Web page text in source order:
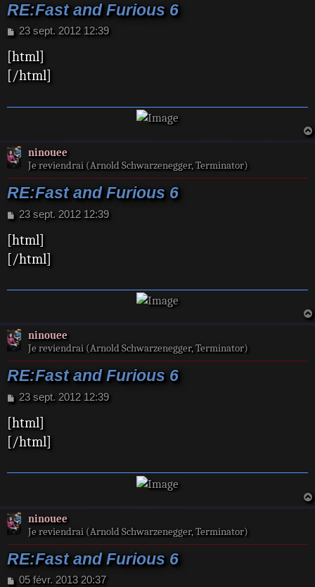
RE:Fast and Furious 6
M
s
s
a
e
23 sept. 2012 12:39
[html]
[/html]
ninouee
Je reviendrai (Arnold Schwarzenegger, Terminator)
RE:Fast and Furious 6
M
s
s
a
e
23 sept. 2012 12:39
[html]
[/html]
ninouee
Je reviendrai (Arnold Schwarzenegger, Terminator)
RE:Fast and Furious 6
M
s
s
a
e
23 sept. 2012 12:39
[html]
[/html]
ninouee
Je reviendrai (Arnold Schwarzenegger, Terminator)
RE:Fast and Furious 6
M
05 févr. 2013 20:37